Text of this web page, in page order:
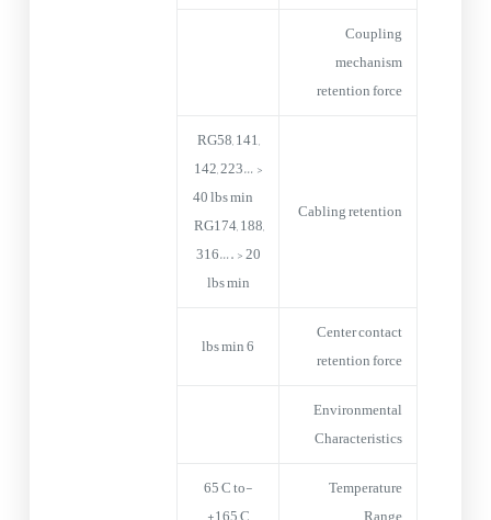
Coupling
mechanism
retention force
Cabling retention
RG58, 141,
142, 223… >
40 lbs min
RG174, 188,
316…. > 20
lbs min
Center contact
retention force
6 lbs min
Environmental
Characteristics
Temperature
-65°C to